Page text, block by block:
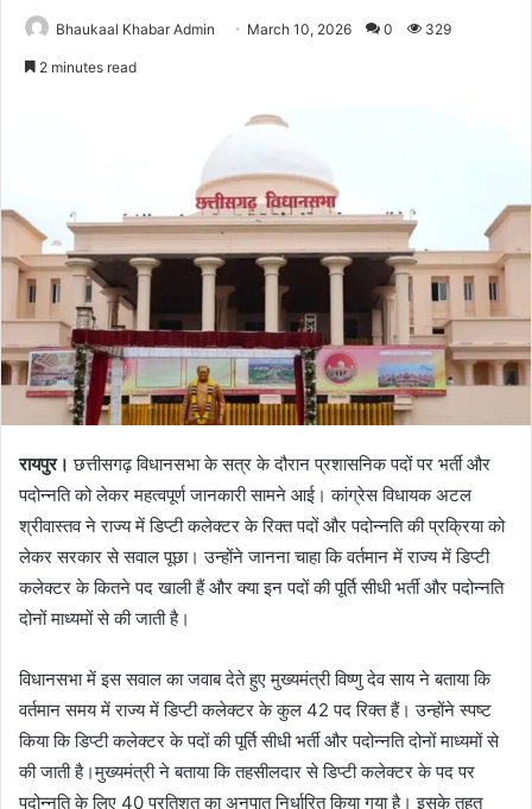
Bhaukaal Khabar Admin March 10, 2026 0 329
2 minutes read
रायपुर। छत्तीसगढ़विधानसभा के सत्र के दौरान प्रशासनिक पदों पर भर्ती और
पदोन्नति को लेकर महत्वपूर्ण जानकारी सामने आई। कांग्रेस विधायकअटल
श्रीवास्तवने राज्य में डिप्टी कलेक्टर के रिक्त पदों और पदोन्नति की प्रक्रिया को
लेकर सरकार से सवाल पूछा। उन्होंने जानना चाहा कि वर्तमान में राज्य में डिप्टी
कलेक्टर के कितने पद खाली हैं और क्या इन पदों की पूर्ति सीधी भर्ती और पदोन्नति
दोनों माध्यमों से की जाती है।
विधानसभा में इस सवाल का जवाब देते हुए मुख्यमंत्रीविष्णु देव सायने बताया कि
वर्तमान समय में राज्य में डिप्टी कलेक्टर के कुल 42 पद रिक्त हैं। उन्होंने स्पष्ट
किया कि डिप्टी कलेक्टर के पदों की पूर्ति सीधी भर्ती और पदोन्नति दोनों माध्यमों से
की जाती है।मुख्यमंत्री ने बताया कि तहसीलदार से डिप्टी कलेक्टर के पद पर
पदोन्नति के लिए 40 प्रतिशत का अनुपात निर्धारित किया गया है। इसके तहत